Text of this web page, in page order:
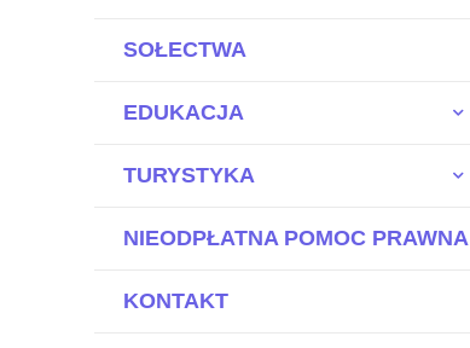
SOŁECTWA
EDUKACJA
TURYSTYKA
NIEODPŁATNA POMOC PRAWNA
KONTAKT